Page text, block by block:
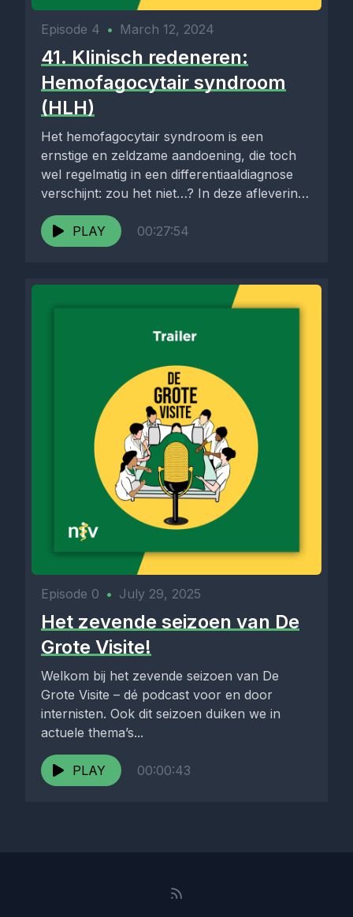
Episode 4 • March 12, 2024
41. Klinisch redeneren:
Hemofagocytair syndroom
(HLH)
Het hemofagocytair syndroom is een
ernstige en zeldzame aandoening, die toch
wel regelmatig in een differentiaaldiagnose
verschijnt: zou het niet…? In deze aflevering
bespreken...
PLAY
00:27:54
Episode 0 • July 29, 2025
Het zevende seizoen van De
Grote Visite!
Welkom bij het zevende seizoen van De
Grote Visite – dé podcast voor en door
internisten. Ook dit seizoen duiken we in
actuele thema’s...
PLAY 00:00:43